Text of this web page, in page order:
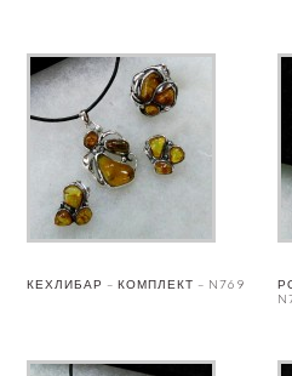
КЕХЛИБАР – КОМПЛЕКТ – N769